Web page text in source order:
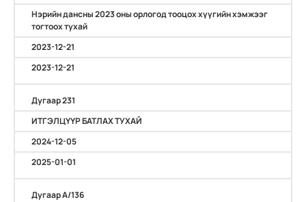
Нэрийн дансны 2023 оны орлогод тооцох хүүгийн хэмжээг
тогтоох тухай
2023-12-21
2023-12-21
Дугаар 231
ИТГЭЛЦҮҮР БАТЛАХ ТУХАЙ
2024-12-05
2025-01-01
Дугаар А/136